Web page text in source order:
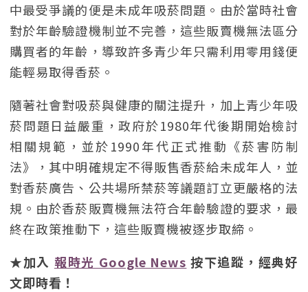
中最受爭議的便是未成年吸菸問題。由於當時社會
對於年齡驗證機制並不完善，這些販賣機無法區分
購買者的年齡，導致許多青少年只需利用零用錢便
能輕易取得香菸。
隨著社會對吸菸與健康的關注提升，加上青少年吸
菸問題日益嚴重，政府於1980年代後期開始檢討
相關規範，並於1990年代正式推動《菸害防制
法》，其中明確規定不得販售香菸給未成年人，並
對香菸廣告、公共場所禁菸等議題訂立更嚴格的法
規。由於香菸販賣機無法符合年齡驗證的要求，最
終在政策推動下，這些販賣機被逐步取締。
★加入 報時光 Google News 按下追蹤，經典好
文即時看！